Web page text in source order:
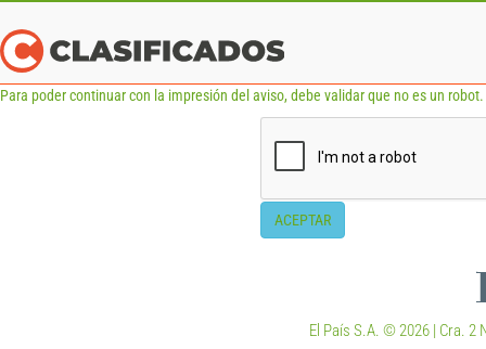
Para poder continuar con la impresión del aviso, debe validar que no es un
ACEPTAR
El País S.A. © 2026 | Cra. 2